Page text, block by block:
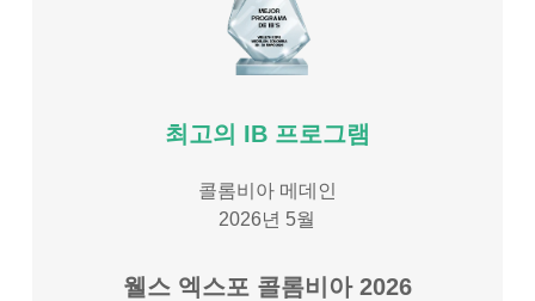
최고의 IB 프로그램
콜롬비아 메데인
2026년 5월
웰스 엑스포 콜롬비아 2026